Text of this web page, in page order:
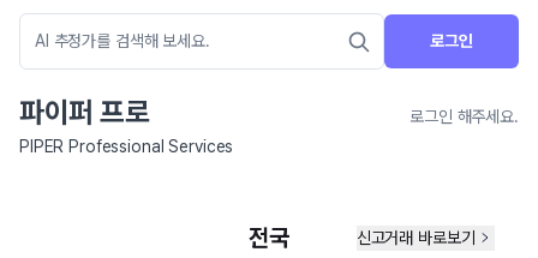
로그인
파이퍼 프로
로그인 해주세요.
PIPER Professional Services